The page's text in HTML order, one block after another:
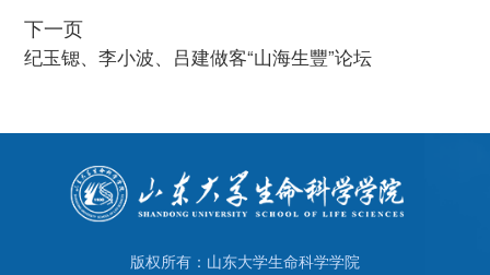
下一页
纪玉锶、李小波、吕建做客“山海生豐”论坛
版权所有：山东大学生命科学学院